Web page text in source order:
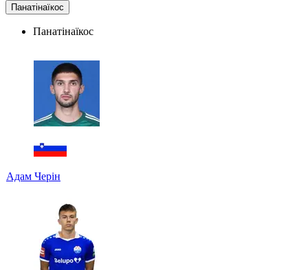
Панатінаїкос
Панатінаїкос
Адам Черін